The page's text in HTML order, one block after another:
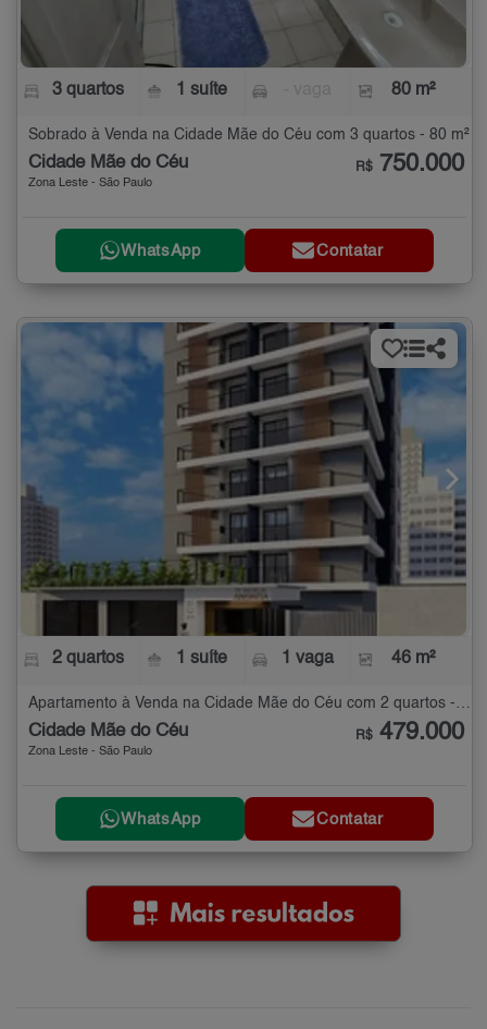
3 quartos 1 suíte 80 m²
Sobrado à Venda na Cidade Mãe do Céu com 3 quartos - 80 m²
Cidade Mãe do Céu
Zona Leste - São Paulo
R$ 750.000
WhatsApp Contatar
2 quartos 1 suíte 1 vaga 46 m²
Apartamento à Venda na Cidade Mãe do Céu com 2 quartos - 46 m²
Cidade Mãe do Céu
Zona Leste - São Paulo
R$ 479.000
WhatsApp Contatar